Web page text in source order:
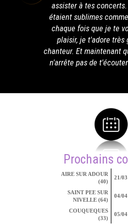
assister à tes
étaient sublimes
chaque fois que je te
plaisir, je t'adore très
chanteur. Et maintenant
n'arrête pas de
Prochains
AIRE SUR ADOUR
(40)
21/03
SAINT PEE SUR
NIVELLE (64)
04/04
COUQUEQUES
(33)
05/04